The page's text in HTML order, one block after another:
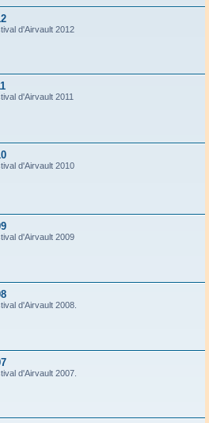
d'Airvault 2012
d'Airvault 2011
d'Airvault 2010
d'Airvault 2009
d'Airvault 2008.
d'Airvault 2007.